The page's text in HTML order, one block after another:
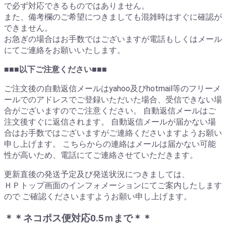
で必ず対応できるものではありません。
また、備考欄のご希望につきましても混雑時はすぐに確認が
できません。
お急ぎの場合はお手数ではございますが電話もしくはメール
にてご連絡をお願いいたします。
■■■以下ご注意ください■■■
ご注文後の自動返信メールはyahoo及びhotmail等のフリーメ
ールでのアドレスでご登録いただいた場合、受信できない場
合がございますのでご注意ください。 自動返信メールはご
注文後すぐに返信されます。 自動返信メールが届かない場
合はお手数ではございますがご連絡くださいますようお願い
申し上げます。 こちらからの連絡はメールは届かない可能
性が高いため、電話にてご連絡させていただきます。
更新直後の発送予定及び発送状況につきましては、
ＨＰトップ画面のインフォメーションにてご案内したします
ので ご確認くださいますようお願い申し上げます。
＊＊ネコポス便対応0.5ｍまで＊＊